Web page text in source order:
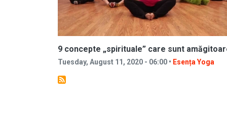
9 concepte „spirituale” care sunt
Tuesday, August 11, 2020 - 06:00 • Esența Yoga